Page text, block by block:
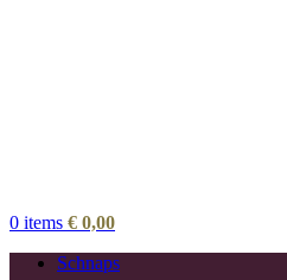
0 items € 0,00
Schnaps